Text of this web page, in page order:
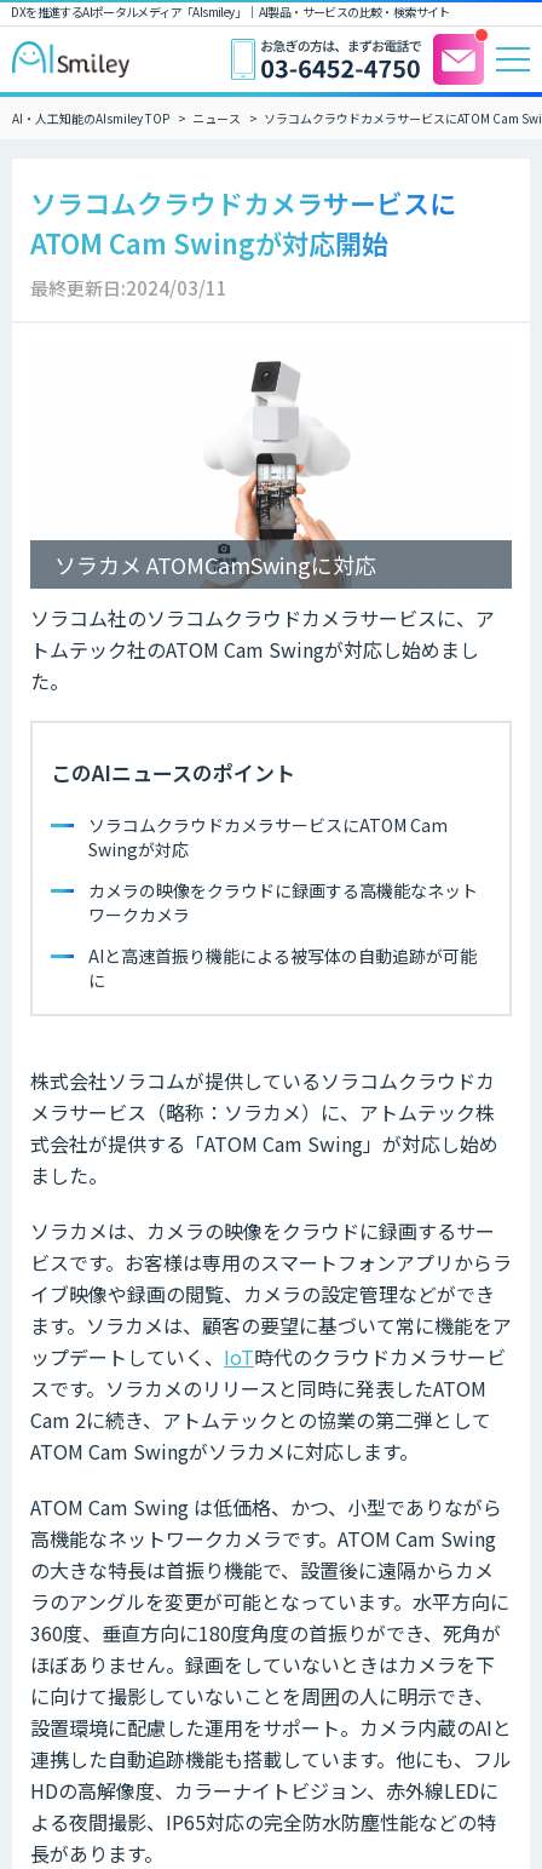
DXを推進するAIポータルメディア「AIsmiley」｜ AI製品・サービスの比較・検索サイト
AI・人工知能のAIsmiley TOP ニュース ソラコムクラウドカメラサービスにATOM Cam
ソラコムクラウドカメラサービスに
ATOM Cam Swingが対応開始
最終更新日:2024/03/11
ソラカメ ATOMCamSwingに対応
ソラコム社のソラコムクラウドカメラサービスに、ア
トムテック社のATOM Cam Swingが対応し始めまし
た。
このAIニュースのポイント
ソラコムクラウドカメラサービスにATOM Cam
Swingが対応
カメラの映像をクラウドに録画する高機能なネット
ワークカメラ
AIと高速首振り機能による被写体の自動追跡が可能
に
株式会社ソラコムが提供しているソラコムクラウドカ
メラサービス（略称：ソラカメ）に、アトムテック株
式会社が提供する「ATOM Cam Swing」が対応し始め
ました。
ソラカメは、カメラの映像をクラウドに録画するサー
ビスです。お客様は専用のスマートフォンアプリからラ
イブ映像や録画の閲覧、カメラの設定管理などができ
ます。ソラカメは、顧客の要望に基づいて常に機能をア
ップデートしていく、 IoT時代のクラウドカメラサービ
スです。ソラカメのリリースと同時に発表したATOM
Cam 2に続き、アトムテックとの協業の第二弾として
ATOM Cam Swingがソラカメに対応します。
ATOM Cam Swing は低価格、かつ、小型でありながら
高機能なネットワークカメラです。ATOM Cam Swing
の大きな特長は首振り機能で、設置後に遠隔からカメ
ラのアングルを変更が可能となっています。水平方向に
360度、垂直方向に180度角度の首振りができ、死角が
ほぼありません。録画をしていないときはカメラを下
に向けて撮影していないことを周囲の人に明示でき、
設置環境に配慮した運用をサポート。カメラ内蔵のAIと
連携した自動追跡機能も搭載しています。他にも、フル
HDの高解像度、カラーナイトビジョン、赤外線LEDに
よる夜間撮影、IP65対応の完全防水防塵性能などの特
長があります。